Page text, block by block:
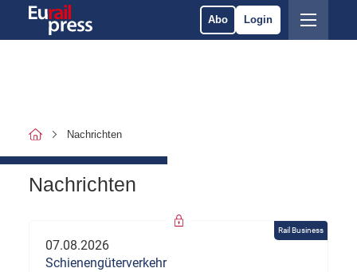
Abo Login
Nachrichten
Nachrichten
Rail Business
07.08.2026
Schienengüterverkehr